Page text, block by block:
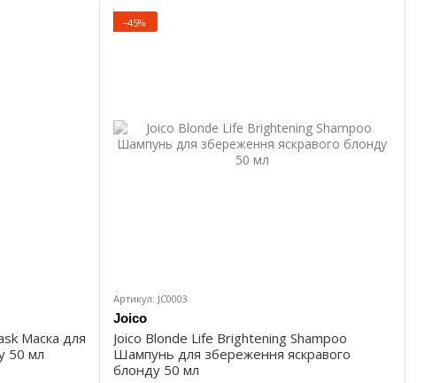
вашого волосся
нові склади, що використовуються в якості основи для
вийшло після розробки штучної молекули кератину -
кератину волосся. Він складається з 19
що і амінокислоти у натурального волосся. Різний
на всіх рівнях. Але молекулярна маса молекул
клітин, середні і верхні шари.
миттєвий ефект
від Joico дасть можливість отримати ефект після
використання в салоні, що дозволяє здійснювати різні
проміжок часу. Вся продукція абсолютно нешкідлива
наступних лінійок:
Маска для
50 мл
−45%
Артикул: JC0003
Joico
Joico Blonde Life Brightening Shampoo
Шампунь для збереження яскравого
блонду 50 мл